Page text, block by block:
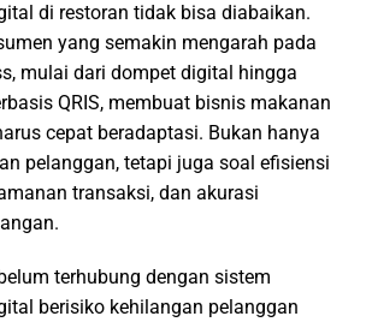
di restoran tidak bisa diabaikan.
yang semakin mengarah pada
mulai dari dompet digital hingga
QRIS, membuat bisnis makanan
cepat beradaptasi. Bukan hanya
pelanggan, tetapi juga soal efisiensi
transaksi, dan akurasi
terhubung dengan sistem
berisiko kehilangan pelanggan